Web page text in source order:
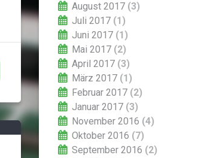
August 2017 (3)
Juli 2017 (1)
Juni 2017 (1)
Mai 2017 (2)
April 2017 (3)
März 2017 (1)
Februar 2017 (2)
Januar 2017 (3)
November 2016 (4)
Oktober 2016 (7)
September 2016 (2)